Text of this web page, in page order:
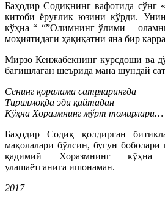
Баҳодир Содиқнинг вафотида сўнг
китоби ёруғлик юзини кўрди.
кўҳна “ “”Олимнинг ўлими –
моҳиятидаги ҳақиқатни яна бир
Мирзо Кенжабекнинг курсдоши ва
бағишлаган шеърида мана шундай
Сенинг қоралама сатрларингда
Тирилмоқда эди қайтадан
Кўҳна Хоразмнинг мўрт томирлари…
Баҳодир Содиқ қолдирган
мақолалари бўлсин, бугун
қадимий Хоразмнинг кўҳна
улашаётганига ишонаман.
2017